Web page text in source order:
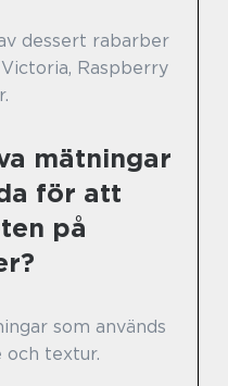
dessert rabarber
Raspberry
mätningar
för att
på
som används
och textur.